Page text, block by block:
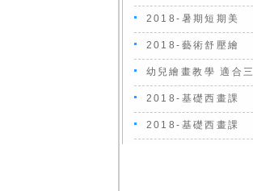
2018-暑期短期美
2018-藝術舒壓繪
幼兒繪畫教學 適合三
2018-基礎西畫課
2018-基礎西畫課